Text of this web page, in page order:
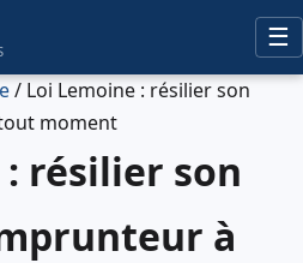
☰
/ Loi Lemoine : résilier son
moment
résilier son
à